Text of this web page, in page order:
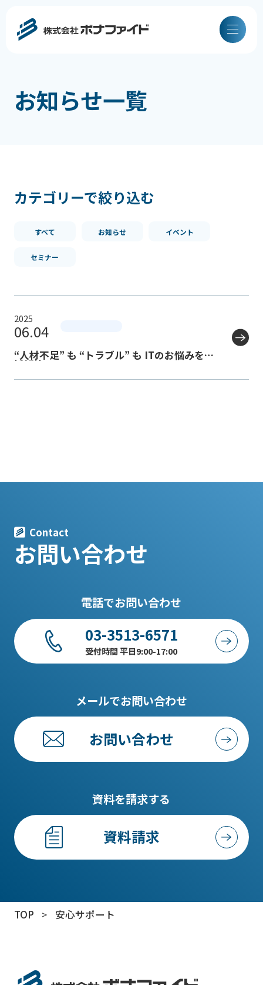
お知らせ一覧
カテゴリーで絞り込む
すべて お知らせ イベント
セミナー
2025
06.04
“人材不足” も “トラブル” も ITのお悩みを一
括解決！
Contact
お問い合わせ
電話でお問い合わせ
03-3513-6571
受付時間 平日9:00-17:00
メールでお問い合わせ
お問い合わせ
資料を請求する
資料請求
TOP > 安心サポート